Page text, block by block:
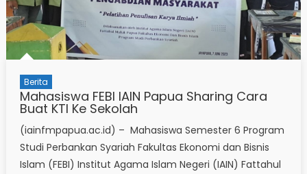
Berita
Mahasiswa FEBI IAIN Papua Sharing Cara
Buat KTI Ke Sekolah
(iainfmpapua.ac.id) – Mahasiswa Semester 6 Program
Studi Perbankan Syariah Fakultas Ekonomi dan Bisnis
Islam (FEBI) Institut Agama Islam Negeri (IAIN) Fattahul